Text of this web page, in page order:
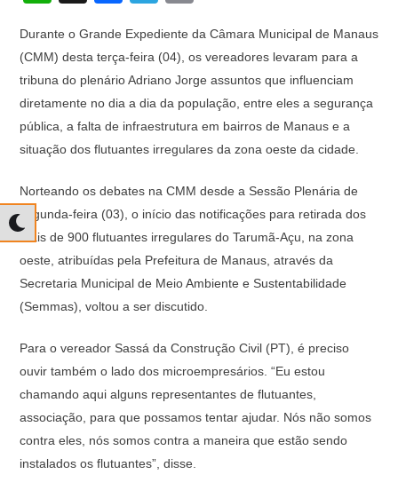
at
s
A
p
p
c
e
b
o
o
k
e
gr
a
m
p
y
Li
n
k
Durante o Grande Expediente da Câmara Municipal de Manaus
(CMM) desta terça-feira (04), os vereadores levaram para a
tribuna do plenário Adriano Jorge assuntos que influenciam
diretamente no dia a dia da população, entre eles a segurança
pública, a falta de infraestrutura em bairros de Manaus e a
situação dos flutuantes irregulares da zona oeste da cidade.
Norteando os debates na CMM desde a Sessão Plenária de
segunda-feira (03), o início das notificações para retirada dos
mais de 900 flutuantes irregulares do Tarumã-Açu, na zona
oeste, atribuídas pela Prefeitura de Manaus, através da
Secretaria Municipal de Meio Ambiente e Sustentabilidade
(Semmas), voltou a ser discutido.
Para o vereador Sassá da Construção Civil (PT), é preciso
ouvir também o lado dos microempresários. “Eu estou
chamando aqui alguns representantes de flutuantes,
associação, para que possamos tentar ajudar. Nós não somos
contra eles, nós somos contra a maneira que estão sendo
instalados os flutuantes”, disse.